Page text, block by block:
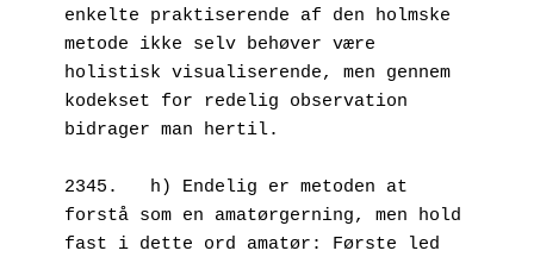
enkelte praktiserende af den holmske
metode ikke selv behøver være
holistisk visualiserende, men gennem
kodekset for redelig observation
bidrager man hertil.
2345.   h) Endelig er metoden at
forstå som en amatørgerning, men hold
fast i dette ord amatør: Første led